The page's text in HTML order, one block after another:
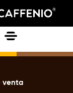
venta